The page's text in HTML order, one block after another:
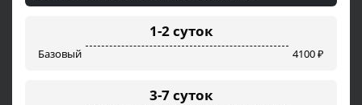
1-2 суток
Базовый 4100 ₽
3-7 суток